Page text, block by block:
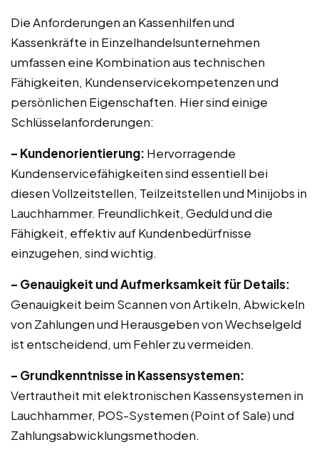
Die Anforderungen an Kassenhilfen und
Kassenkräfte in Einzelhandelsunternehmen
umfassen eine Kombination aus technischen
Fähigkeiten, Kundenservicekompetenzen und
persönlichen Eigenschaften. Hier sind einige
Schlüsselanforderungen:
– Kundenorientierung: Hervorragende
Kundenservicefähigkeiten sind essentiell bei
diesen Vollzeitstellen, Teilzeitstellen und Minijobs in
Lauchhammer. Freundlichkeit, Geduld und die
Fähigkeit, effektiv auf Kundenbedürfnisse
einzugehen, sind wichtig.
– Genauigkeit und Aufmerksamkeit für Details:
Genauigkeit beim Scannen von Artikeln, Abwickeln
von Zahlungen und Herausgeben von Wechselgeld
ist entscheidend, um Fehler zu vermeiden.
– Grundkenntnisse in Kassensystemen:
Vertrautheit mit elektronischen Kassensystemen in
Lauchhammer, POS-Systemen (Point of Sale) und
Zahlungsabwicklungsmethoden.